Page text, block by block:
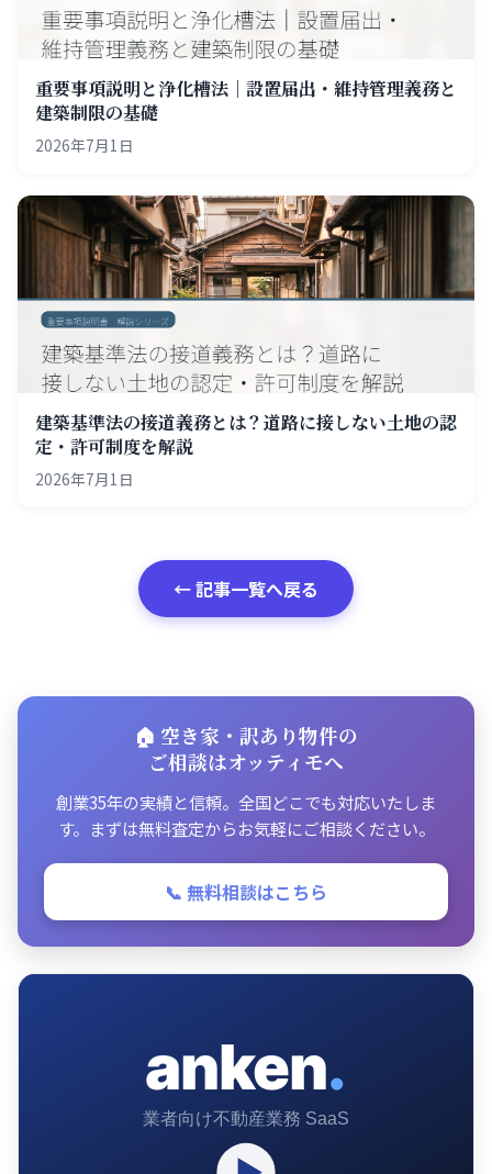
重要事項説明と浄化槽法｜設置届出・維持管理義務と
建築制限の基礎
2026年7月1日
建築基準法の接道義務とは？道路に接しない土地の認
定・許可制度を解説
2026年7月1日
← 記事一覧へ戻る
🏠 空き家・訳あり物件の
ご相談はオッティモへ
創業35年の実績と信頼。全国どこでも対応いたしま
す。まずは無料査定からお気軽にご相談ください。
📞 無料相談はこちら
anken.
業者向け不動産業務 SaaS